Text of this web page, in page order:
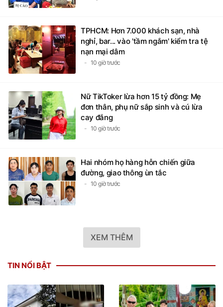
TPHCM: Hơn 7.000 khách sạn, nhà
nghỉ, bar... vào 'tầm ngắm' kiểm tra tệ
nạn mại dâm
10 giờ trước
Nữ TikToker lừa hơn 15 tỷ đồng: Mẹ
đơn thân, phụ nữ sắp sinh và cú lừa
cay đắng
10 giờ trước
Hai nhóm họ hàng hỗn chiến giữa
đường, giao thông ùn tắc
10 giờ trước
XEM THÊM
TIN NỔI BẬT